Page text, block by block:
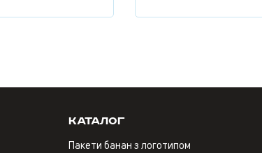
Каталог
Пакети банан з логотипом